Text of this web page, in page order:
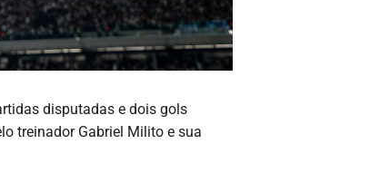
disputadas e dois gols
treinador Gabriel Milito e sua